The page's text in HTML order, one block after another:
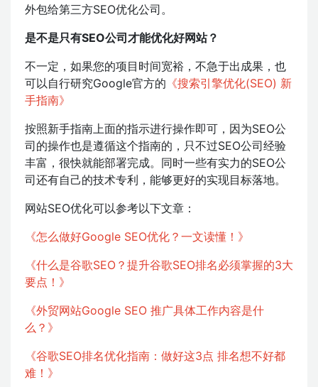
外包给第三方SEO优化公司。
是不是只有SEO公司才能优化好网站？
不一定，如果您的项目时间宽裕，不急于出成果，也
可以自行研究Google官方的 《搜索引擎优化(SEO) 新
手指南》
按照新手指南上面的指示进行操作即可，因为SEO公
司的操作也是遵循这个指南的，只不过SEO公司经验
丰富，很快就能部署完成。同时一些有实力的SEO公
司还有自己的技术专利，能够更好的实现目标落地。
网站SEO优化可以参考以下文章：
《怎么做好Google SEO优化？一文读懂！》
《什么是谷歌SEO？提升谷歌SEO排名必须掌握的3大
要点！》
《外贸网站Google SEO 推广具体工作内容是什
么？》
《谷歌SEO排名优化指南：做好这3点 排名想不好都
难！》